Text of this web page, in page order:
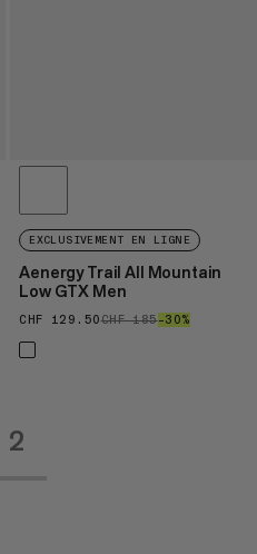
EXCLUSIVEMENT EN LIGNE
Aenergy Trail All Mountain
Low GTX Men
CHF 129.50CHF 129.50
CHF 185CHF 185
–30%
2